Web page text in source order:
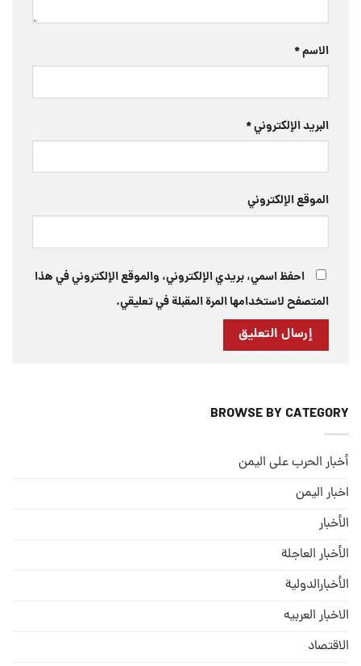
الاسم*
البريد الإلكتروني*
الموقع الإلكتروني
احفظ اسمي، بريدي الإلكتروني، والموقع الإلكتروني في هذا
المتصفح لاستخدامها المرة المقبلة في تعليقي.
BROWSE BY CATEGORY
أخبار الحرب على اليمن
اخبار اليمن
الأخبار
الأخبار العاجلة
الأخبارالدولية
الاخبار العربيه
الاقتصاد